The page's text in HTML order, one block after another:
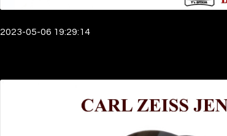
2023-05-06 19:29:14